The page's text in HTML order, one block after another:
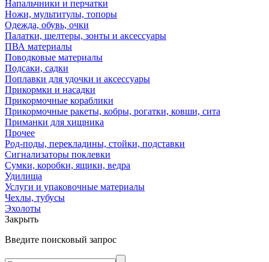
Напальчники и перчатки
Ножи, мультитулы, топоры
Одежда, обувь, очки
Палатки, шелтеры, зонты и аксессуары
ПВА материалы
Поводковые материалы
Подсаки, садки
Поплавки для удочки и аксессуары
Прикормки и насадки
Прикормочные кораблики
Прикормочные ракеты, кобры, рогатки, ковши, сита
Приманки для хищника
Прочее
Род-поды, перекладины, стойки, подставки
Сигнализаторы поклевки
Сумки, коробки, ящики, ведра
Удилища
Услуги и упаковочные материалы
Чехлы, тубусы
Эхолоты
Закрыть
Введите поисковый запрос